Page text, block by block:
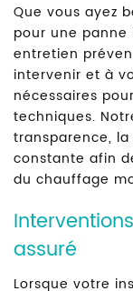
Que vous ayez
pour une
entretien
intervenir et à
nécessaires
techniques.
transparence,
constante afin
du chauffage
assuré
Lorsque votre